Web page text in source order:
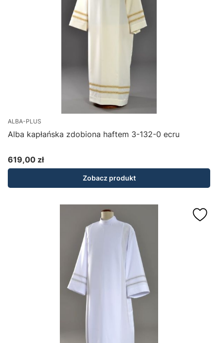
ALBA-PLUS
Alba kapłańska zdobiona haftem 3-132-0 ecru
Cena
619,00 zł
Zobacz produkt